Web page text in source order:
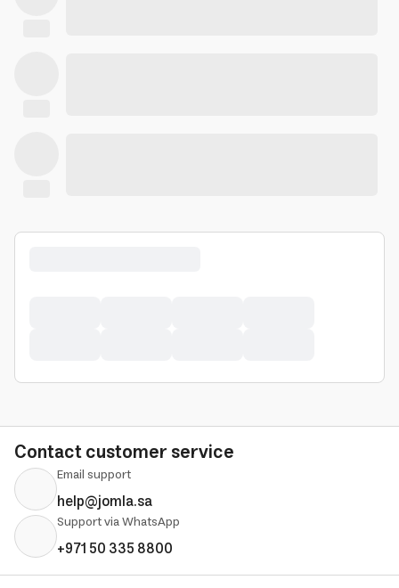
Contact customer service
Email support
help@jomla.sa
Support via WhatsApp
+971 50 335 8800